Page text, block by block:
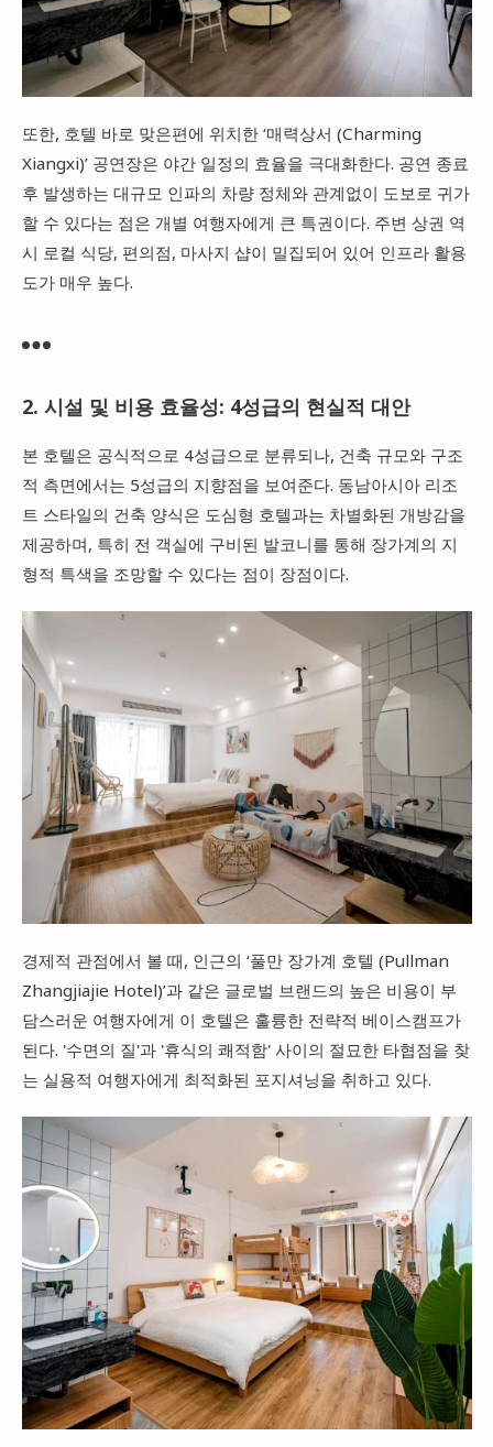
또한, 호텔 바로 맞은편에 위치한 ‘매력상서 (Charming
Xiangxi)’ 공연장은 야간 일정의 효율을 극대화한다. 공연 종료
후 발생하는 대규모 인파의 차량 정체와 관계없이 도보로 귀가
할 수 있다는 점은 개별 여행자에게 큰 특권이다. 주변 상권 역
시 로컬 식당, 편의점, 마사지 샵이 밀집되어 있어 인프라 활용
도가 매우 높다.
2. 시설 및 비용 효율성: 4성급의 현실적 대안
본 호텔은 공식적으로 4성급으로 분류되나, 건축 규모와 구조
적 측면에서는 5성급의 지향점을 보여준다. 동남아시아 리조
트 스타일의 건축 양식은 도심형 호텔과는 차별화된 개방감을
제공하며, 특히 전 객실에 구비된 발코니를 통해 장가계의 지
형적 특색을 조망할 수 있다는 점이 장점이다.
경제적 관점에서 볼 때, 인근의 ‘풀만 장가계 호텔 (Pullman
Zhangjiajie Hotel)’과 같은 글로벌 브랜드의 높은 비용이 부
담스러운 여행자에게 이 호텔은 훌륭한 전략적 베이스캠프가
된다. '수면의 질'과 '휴식의 쾌적함' 사이의 절묘한 타협점을 찾
는 실용적 여행자에게 최적화된 포지셔닝을 취하고 있다.